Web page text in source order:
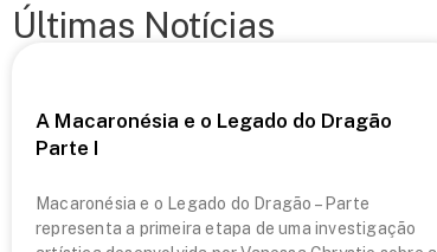
Últimas Notícias
A Macaronésia e o Legado do Dragão
Parte I
Macaronésia e o Legado do Dragão – Parte
representa a primeira etapa de uma investigação